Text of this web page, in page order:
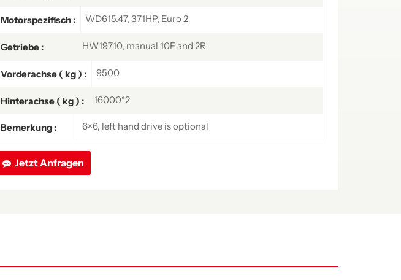
Motorspezifisch : WD615.47, 371HP, Euro 2
Getriebe : HW19710, manual 10F and 2R
Vorderachse ( kg ) : 9500
Hinterachse ( kg ) : 16000*2
Bemerkung : 6×6, left hand drive is optional
Jetzt Anfragen